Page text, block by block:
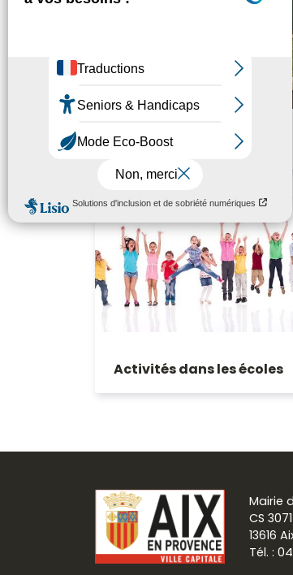
Scolarité
Activités dans les écoles
Mairie
CS
13616
Tél. :